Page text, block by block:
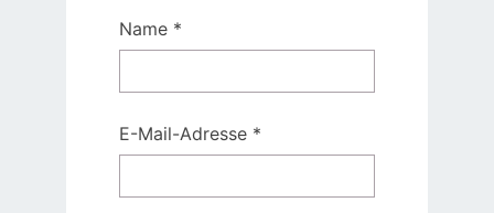
Name *
E-Mail-Adresse *